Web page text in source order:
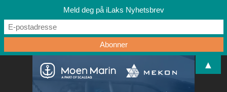
Meld deg på iLaks Nyhetsbrev
▲